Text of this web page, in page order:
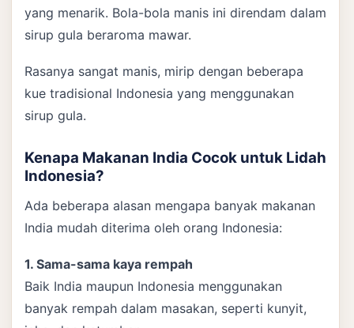
yang menarik. Bola-bola manis ini direndam dalam
sirup gula beraroma mawar.
Rasanya sangat manis, mirip dengan beberapa
kue tradisional Indonesia yang menggunakan
sirup gula.
Kenapa Makanan India Cocok untuk Lidah
Indonesia?
Ada beberapa alasan mengapa banyak makanan
India mudah diterima oleh orang Indonesia:
1. Sama-sama kaya rempah
Baik India maupun Indonesia menggunakan
banyak rempah dalam masakan, seperti kunyit,